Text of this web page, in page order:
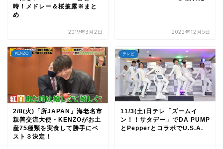
時！メドレー＆桜披露※まと
め
2019年3月2日 2022年12月5日
KENZO
2/8(火)「所JAPAN」海老名市
親善交流大使・KENZOがお土
産75種類を実食して勝手にベ
スト３決定！
テレビ
11/3(土)日テレ「ズームイ
ン！！サタデー」でDA PUMP
とPepperとコラボでU.S.A.